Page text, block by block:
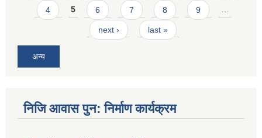
4 5 6 7 8 9 …
next › last »
अन्य
निजि आवास पुन: निर्माण कार्यक्रम